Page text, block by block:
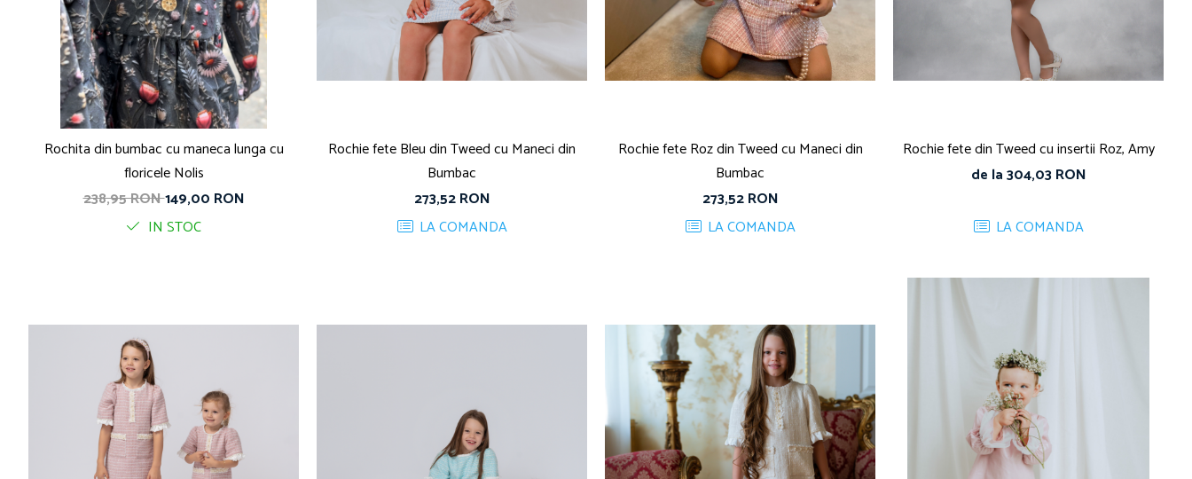
Rochita din bumbac cu maneca lunga cu
floricele Nolis
238,95 RON149,00 RON
IN STOC
Rochie fete Bleu din Tweed cu Maneci din
Bumbac
273,52 RON
LA COMANDA
Rochie fete Roz din Tweed cu Maneci din
Bumbac
273,52 RON
LA COMANDA
Rochie fete din Tweed cu insertii Roz, Amy
de la 304,03 RON
LA COMANDA